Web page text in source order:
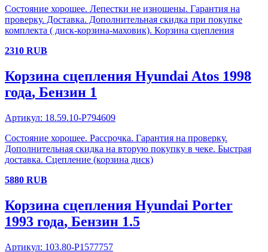
Состояние хорошее. Лепестки не изношены. Гарантия на
проверку. Доставка. Дополнительная скидка при покупке
комплекта ( диск-корзина-маховик). Корзина сцепления
2310 RUB
Корзина сцепления Hyundai Atos 1998
года, Бензин 1
Артикул: 18.59.10-P794609
Состояние хорошее. Рассрочка. Гарантия на проверку.
Дополнительная скидка на вторую покупку в чеке. Быстрая
доставка. Сцепление (корзина диск)
5880 RUB
Корзина сцепления Hyundai Porter
1993 года, Бензин 1.5
Артикул: 103.80-P1577757